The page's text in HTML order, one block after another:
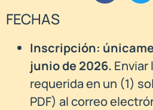
FECHAS
Inscripción:
junio de 2026.
requerida en un (1)
PDF) al correo